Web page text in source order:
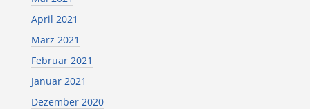
April 2021
März 2021
Februar 2021
Januar 2021
Dezember 2020